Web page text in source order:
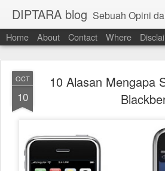
DIPTARA blog Sebuah Opini
Home About Contact Where
OCT
10
10 Alasan Mengapa